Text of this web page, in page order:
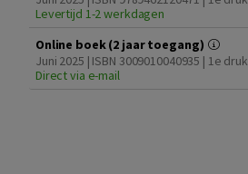
Levertijd 1-2 werkdagen
Online boek (2 jaar toegang)
Juni 2025 | ISBN 3009010040935 | 1e druk
Direct via e-mail